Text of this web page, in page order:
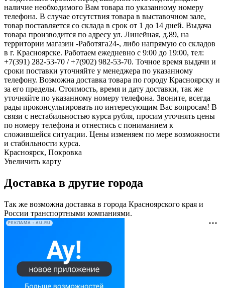
наличие необходимого Вам товара по указанному номеру
телефона. В случае отсутствия товара в выставочном зале,
товар поставляется со склада в срок от 1 до 14 дней. Выдача
товара производится по адресу ул. Линейная, д.89, на
территории магазин -Работяга24-, либо напрямую со складов
в г. Красноярске. Работаем ежедневно с 9:00 до 19:00, тел:
+7(391) 282-53-70 / +7(902) 982-53-70. Точное время выдачи и
сроки поставки уточняйте у менеджера по указанному
телефону. Возможна доставка товара по городу Красноярску и
за его пределы. Стоимость, время и дату доставки, так же
уточняйте по указанному номеру телефона. Звоните, всегда
рады проконсультировать по интересующим Вас вопросам! В
связи с нестабильностью курса рубля, просим уточнять цены
по номеру телефона и отнестись с пониманием к
сложившейся ситуации. Цены изменяем по мере возможности
и стабильности курса.
Красноярск, Покровка
Увеличить карту
Доставка в другие города
Так же возможна доставка в города Красноярского края и
России транспортными компаниями.
РЕКЛАМА • AU.RU